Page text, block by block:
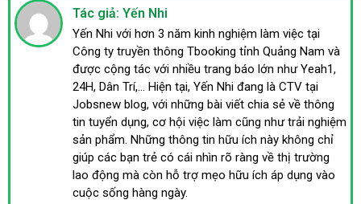
Tác giả: Yến Nhi
Yến Nhi với hơn 3 năm kinh nghiệm làm việc tại
Công ty truyền thông Tbooking tỉnh Quảng Nam và
được cộng tác với nhiều trang báo lớn như Yeah1,
24H, Dân Trí,... Hiện tại, Yến Nhi đang là CTV tại
Jobsnew blog, với những bài viết chia sẻ về thông
tin tuyển dụng, cơ hội việc làm cũng như trải nghiệm
sản phẩm. Những thông tin hữu ích này không chỉ
giúp các bạn trẻ có cái nhìn rõ ràng về thị trường
lao động mà còn hỗ trợ mẹo hữu ích áp dụng vào
cuộc sống hàng ngày.